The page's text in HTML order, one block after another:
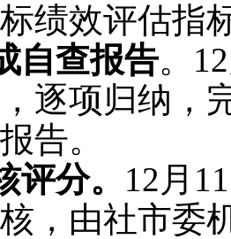
绩效评估指
自查报告。
逐项归纳，
告。
评分。 12月
， 由社市委